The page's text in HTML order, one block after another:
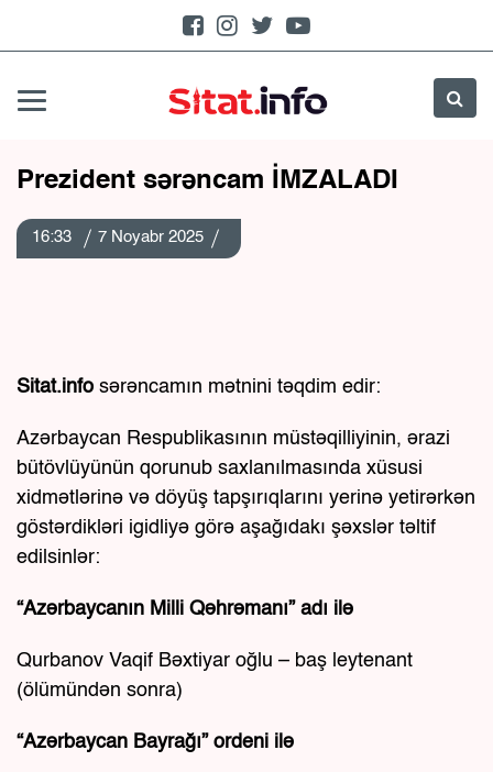
Prezident sərəncam İMZALADI
16:33 7 Noyabr 2025
Sitat.info sərəncamın mətnini təqdim edir:
Azərbaycan Respublikasının müstəqilliyinin, ərazi
bütövlüyünün qorunub saxlanılmasında xüsusi
xidmətlərinə və döyüş tapşırıqlarını yerinə yetirərkən
göstərdikləri igidliyə görə aşağıdakı şəxslər təltif
edilsinlər:
“Azərbaycanın Milli Qəhrəmanı” adı ilə
Qurbanov Vaqif Bəxtiyar oğlu – baş leytenant
(ölümündən sonra)
“Azərbaycan Bayrağı” ordeni ilə